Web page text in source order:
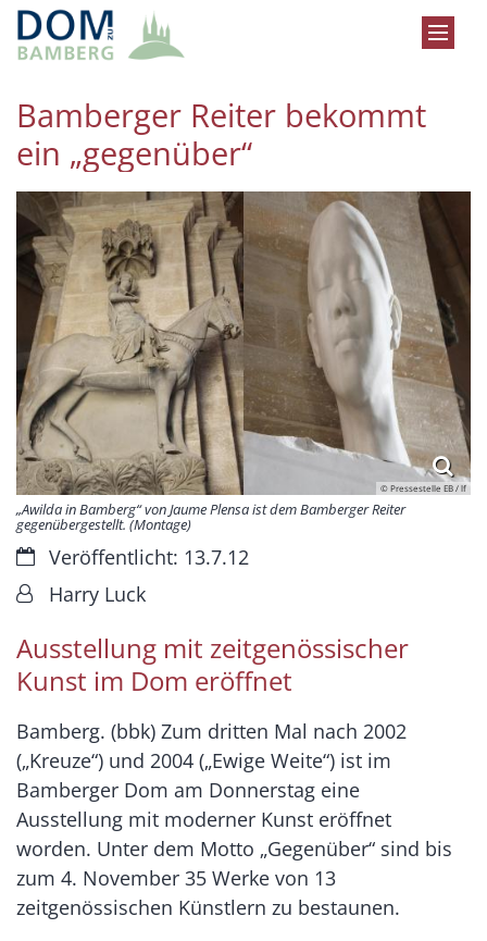
Zum Inhalt springen
Bamberger Reiter bekommt
ein „gegenüber“
© Pressestelle EB / lf
„Awilda in Bamberg“ von Jaume Plensa ist dem Bamberger Reiter
gegenübergestellt. (Montage)
Datum:Veröffentlicht: 13.7.12
Von:Harry Luck
Ausstellung mit zeitgenössischer
Kunst im Dom eröffnet
Bamberg. (bbk) Zum dritten Mal nach 2002
(„Kreuze“) und 2004 („Ewige Weite“) ist im
Bamberger Dom am Donnerstag eine
Ausstellung mit moderner Kunst eröffnet
worden. Unter dem Motto „Gegenüber“ sind bis
zum 4. November 35 Werke von 13
zeitgenössischen Künstlern zu bestaunen.